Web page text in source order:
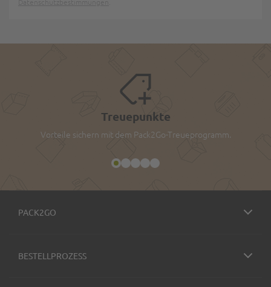
Treuepunkte
Vorteile sichern mit dem Pack2Go-Treueprogramm.
PACK2GO
BESTELLPROZESS